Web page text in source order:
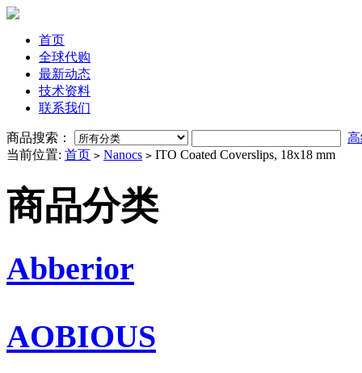
首页
全球代购
最新动态
技术资料
联系我们
商品搜索：
当前位置: 首页 > Nanocs > ITO Coated Coverslips, 18x18 mm
商品分类
Abberior
AOBIOUS